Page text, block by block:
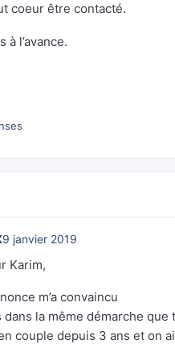
coeur être contacté.
à l’avance.
9 janvier 2019
Karim,
m’a convaincu
dans la même démarche que
couple depuis 3 ans et on